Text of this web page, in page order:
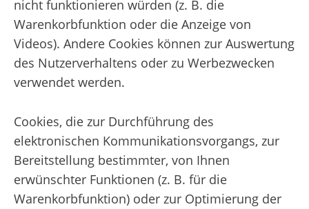
nicht funktionieren würden (z. B. die
Warenkorbfunktion oder die Anzeige von
Videos). Andere Cookies können zur Auswertung
des Nutzerverhaltens oder zu Werbezwecken
verwendet werden.
Cookies, die zur Durchführung des
elektronischen Kommunikationsvorgangs, zur
Bereitstellung bestimmter, von Ihnen
erwünschter Funktionen (z. B. für die
Warenkorbfunktion) oder zur Optimierung der